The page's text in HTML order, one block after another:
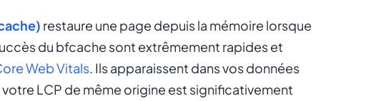
restaure une page depuis la mémoire lorsque
du bfcache sont extrêmement rapides et
Web Vitals. Ils apparaissent dans vos données
LCP de même origine est significativement